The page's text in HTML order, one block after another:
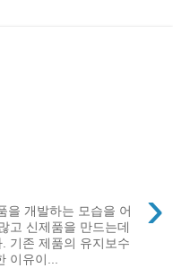
›
을 개발하는 모습을 어
고 신제품을 만드는데
기존 제품의 유지보수
이유이...